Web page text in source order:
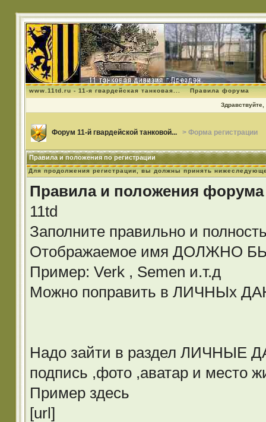
www.11td.ru - 11-я гвардейская танковая... Правила форума
Здравствуйте,
Форум 11-й гвардейской танковой... > Форма регистрации
Правила и положения по регистрации
Для продолжения регистрации, вы должны принять
Правила и положения форума
11td
Заполните правильно и
Отображаемое имя ДОЛЖНО
Пример: Verk , Semen и.т.д
Можно поправить в ЛИЧНЫх
Надо зайти в раздел ЛИЧНЫЕ
подпись ,фото ,аватар и место
Пример здесь
[url]